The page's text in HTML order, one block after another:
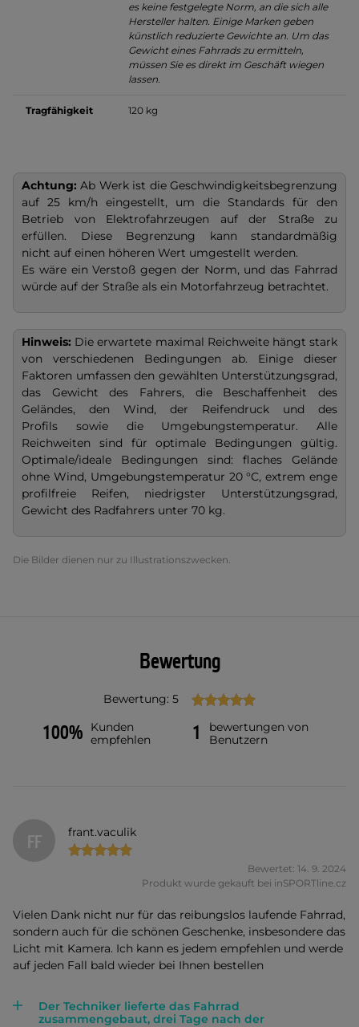
es keine festgelegte Norm, an die sich alle
Hersteller halten. Einige Marken geben
künstlich reduzierte Gewichte an. Um das
Gewicht eines Fahrrads zu ermitteln,
müssen Sie es direkt im Geschäft wiegen
lassen.
Tragfähigkeit 120 kg
Achtung: Ab Werk ist die Geschwindigkeitsbegrenzung
auf 25 km/h eingestellt, um die Standards für den
Betrieb von Elektrofahrzeugen auf der Straße zu
erfüllen. Diese Begrenzung kann standardmäßig
nicht auf einen höheren Wert umgestellt werden.
Es wäre ein Verstoß gegen der Norm, und das Fahrrad
würde auf der Straße als ein Motorfahrzeug betrachtet.
Hinweis: Die erwartete maximal Reichweite hängt stark
von verschiedenen Bedingungen ab. Einige dieser
Faktoren umfassen den gewählten Unterstützungsgrad,
das Gewicht des Fahrers, die Beschaffenheit des
Geländes, den Wind, der Reifendruck und des
Profils sowie die Umgebungstemperatur. Alle
Reichweiten sind für optimale Bedingungen gültig.
Optimale/ideale Bedingungen sind: flaches Gelände
ohne Wind, Umgebungstemperatur 20 °C, extrem enge
profilfreie Reifen, niedrigster Unterstützungsgrad,
Gewicht des Radfahrers unter 70 kg.
Die Bilder dienen nur zu Illustrationszwecken.
Bewertung
Bewertung: 5
100%
Kunden
empfehlen
1
bewertungen von
Benutzern
FF frant.vaculik
Bewertet: 14. 9. 2024
Produkt wurde gekauft bei inSPORTline.cz
Vielen Dank nicht nur für das reibungslos laufende Fahrrad,
sondern auch für die schönen Geschenke, insbesondere das
Licht mit Kamera. Ich kann es jedem empfehlen und werde
auf jeden Fall bald wieder bei Ihnen bestellen
Der Techniker lieferte das Fahrrad
zusammengebaut, drei Tage nach der